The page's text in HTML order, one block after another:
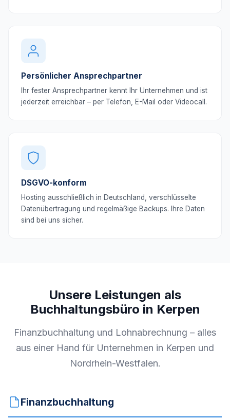
Persönlicher Ansprechpartner
Ihr fester Ansprechpartner kennt Ihr Unternehmen und ist
jederzeit erreichbar – per Telefon, E-Mail oder Videocall.
DSGVO-konform
Hosting ausschließlich in Deutschland, verschlüsselte
Datenübertragung und regelmäßige Backups. Ihre Daten
sind bei uns sicher.
Unsere Leistungen als
Buchhaltungsbüro in Kerpen
Finanzbuchhaltung und Lohnabrechnung – alles
aus einer Hand für Unternehmen in Kerpen und
Nordrhein-Westfalen.
Finanzbuchhaltung